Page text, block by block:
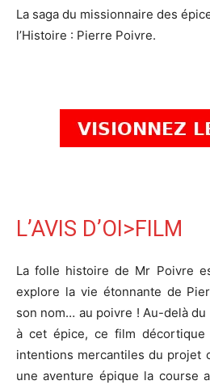
La saga du missionnaire des
l’Histoire : Pierre Poivre.
L’AVIS D’OI>FILM
La folle histoire de Mr Poivre
explore la vie étonnante de
son nom… au poivre ! Au-delà
à cet épice, ce film
intentions mercantiles du projet
une aventure épique la course